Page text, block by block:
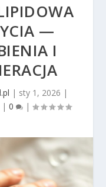
—
I
| sty 1, 2026 |
| 0 |